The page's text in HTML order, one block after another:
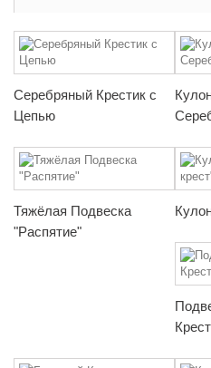
Серебряный Крестик с
Цепью
Тяжёлая Подвеска
"Распятие"